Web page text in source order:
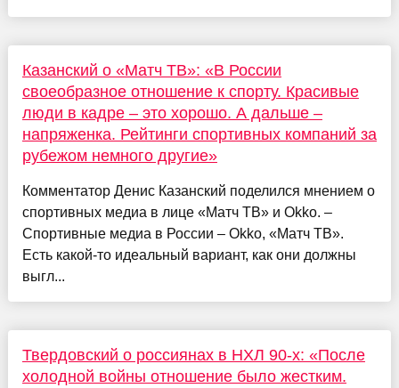
Казанский о «Матч ТВ»: «В России
своеобразное отношение к спорту. Красивые
люди в кадре – это хорошо. А дальше –
напряженка. Рейтинги спортивных компаний за
рубежом немного другие»
Комментатор Денис Казанский поделился мнением о
спортивных медиа в лице «Матч ТВ» и Okko. –
Спортивные медиа в России – Okko, «Матч ТВ».
Есть какой-то идеальный вариант, как они должны
выгл...
Твердовский о россиянах в НХЛ 90-х: «После
холодной войны отношение было жестким.